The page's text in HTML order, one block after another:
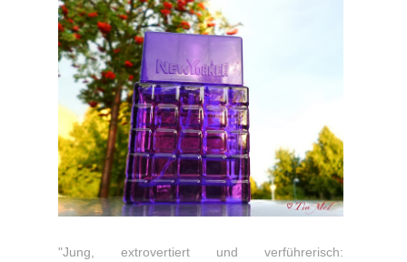
"Jung, extrovertiert und verführerisch: